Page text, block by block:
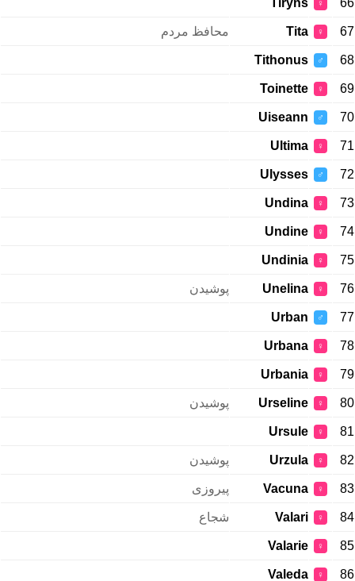
66
♀
Tiryns
67
♀
Tita محافظ مردم
68
♂
Tithonus
69
♀
Toinette
70
♂
Uiseann
71
♀
Ultima
72
♂
Ulysses
73
♀
Undina
74
♀
Undine
75
♀
Undinia
76
♀
Unelina پوشیدن
77
♂
Urban
78
♀
Urbana
79
♀
Urbania
80
♀
Urseline پوشیدن
81
♀
Ursule
82
♀
Urzula پوشیدن
83
♀
Vacuna پیروزی
84
♀
Valari شجاع
85
♀
Valarie
86
♀
Valeda